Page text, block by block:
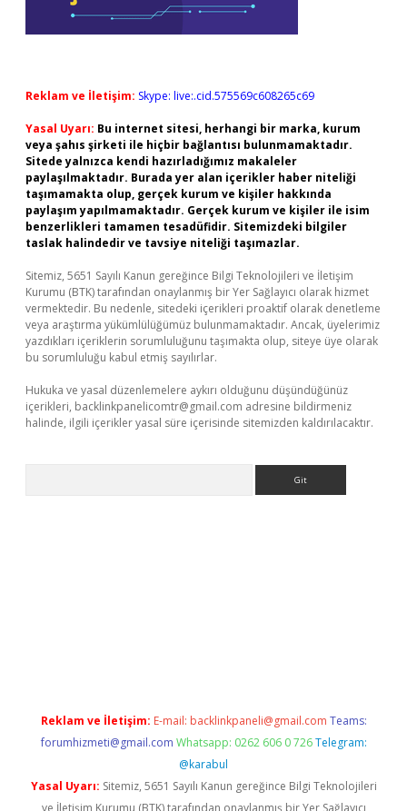
Reklam ve İletişim: Skype: live:.cid.575569c608265c69
Yasal Uyarı: Bu internet sitesi, herhangi bir marka, kurum
veya şahıs şirketi ile hiçbir bağlantısı bulunmamaktadır.
Sitede yalnızca kendi hazırladığımız makaleler
paylaşılmaktadır. Burada yer alan içerikler haber niteliği
taşımamakta olup, gerçek kurum ve kişiler hakkında
paylaşım yapılmamaktadır. Gerçek kurum ve kişiler ile isim
benzerlikleri tamamen tesadüfidir. Sitemizdeki bilgiler
taslak halindedir ve tavsiye niteliği taşımazlar.
Sitemiz, 5651 Sayılı Kanun gereğince Bilgi Teknolojileri ve İletişim
Kurumu (BTK) tarafından onaylanmış bir Yer Sağlayıcı olarak hizmet
vermektedir. Bu nedenle, sitedeki içerikleri proaktif olarak denetleme
veya araştırma yükümlülüğümüz bulunmamaktadır. Ancak, üyelerimiz
yazdıkları içeriklerin sorumluluğunu taşımakta olup, siteye üye olarak
bu sorumluluğu kabul etmiş sayılırlar.
Hukuka ve yasal düzenlemelere aykırı olduğunu düşündüğünüz
içerikleri, backlinkpanelicomtr@gmail.com adresine bildirmeniz
halinde, ilgili içerikler yasal süre içerisinde sitemizden kaldırılacaktır.
Reklam ve İletişim: E-mail: backlinkpaneli@gmail.com Teams:
forumhizmeti@gmail.com Whatsapp: 0262 606 0 726 Telegram:
@karabul
Yasal Uyarı: Sitemiz, 5651 Sayılı Kanun gereğince Bilgi Teknolojileri
ve İletişim Kurumu (BTK) tarafından onaylanmış bir Yer Sağlayıcı